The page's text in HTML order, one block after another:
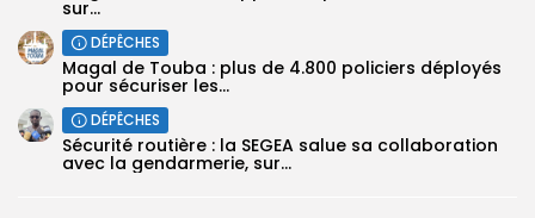
sur...
DÉPÊCHES
Magal de Touba : plus de 4.800 policiers déployés
pour sécuriser les...
DÉPÊCHES
Sécurité routière : la SEGEA salue sa collaboration
avec la gendarmerie, sur...